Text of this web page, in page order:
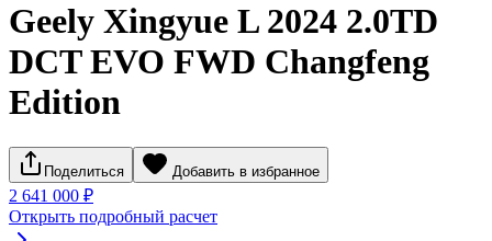
Geely Xingyue L 2024 2.0TD
DCT EVO FWD Changfeng
Edition
Поделиться Добавить в избранное
2 641 000 ₽
Открыть подробный расчет